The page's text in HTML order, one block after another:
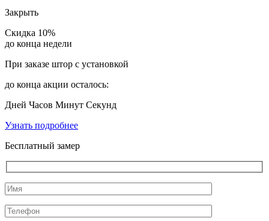
Закрыть
Скидка 10%
до конца недели
При заказе штор с установкой
до конца акции осталось:
Дней Часов Минут Секунд
Узнать подробнее
Бесплатный замер